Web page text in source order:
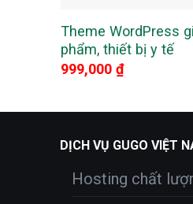
Theme WordPress
phẩm, thiết bị y tế
999,000 ₫
DỊCH VỤ GUGO VIỆT
Hosting chất